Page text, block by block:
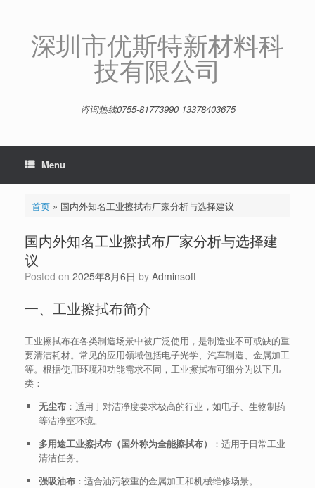
深圳市优斯特新材料科
技有限公司
咨询热线0755-81773990 13378403675
Menu
首页» 国内外知名工业擦拭布厂家分析与选择建议
国内外知名工业擦拭布厂家分析与选择建
议
Posted on 2025年8月6日 by Adminsoft
一、工业擦拭布简介
工业擦拭布在各类制造场景中被广泛使用，是制造业不可或缺的重
要清洁耗材。常见的应用领域包括电子光学、汽车制造、金属加工
等。根据使用环境和功能需求不同，工业擦拭布可细分为以下几
类：
无尘布：适用于对洁净度要求极高的行业，如电子、生物制药
等洁净室环境。
多用途工业擦拭布（国外称为全能擦拭布）
：适用于日常工业
清洁任务。
强吸油布：适合油污较重的金属加工和机械维修场景。